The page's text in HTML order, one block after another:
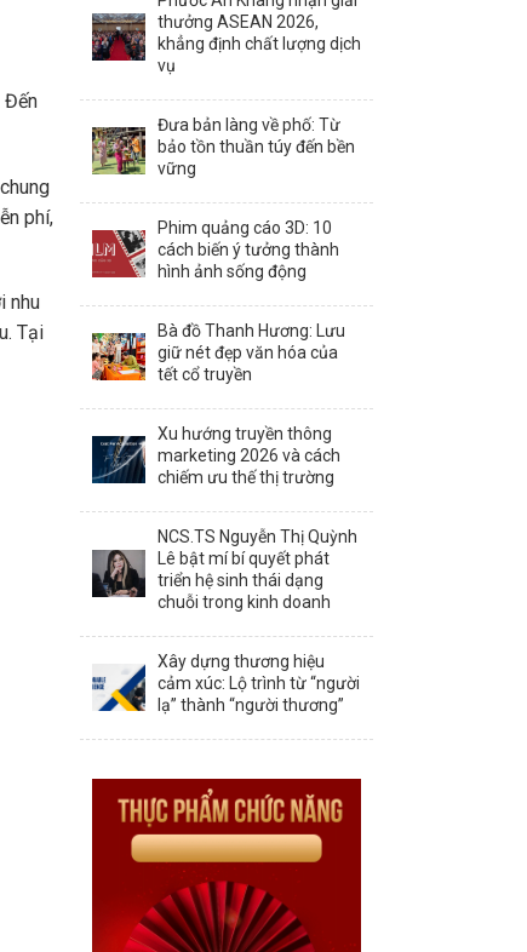
Đến
phí,
nhu
Tại
thưởng ASEAN 2026,
khẳng định chất lượng dịch
vụ
Đưa bản làng về phố: Từ
bảo tồn thuần túy đến bền
vững
Phim quảng cáo 3D: 10
cách biến ý tưởng thành
hình ảnh sống động
Bà đồ Thanh Hương: Lưu
giữ nét đẹp văn hóa của
tết cổ truyền
Xu hướng truyền thông
marketing 2026 và cách
chiếm ưu thế thị trường
NCS.TS Nguyễn Thị Quỳnh
Lê bật mí bí quyết phát
triển hệ sinh thái dạng
chuỗi trong kinh doanh
Xây dựng thương hiệu
cảm xúc: Lộ trình từ “người
lạ” thành “người thương”